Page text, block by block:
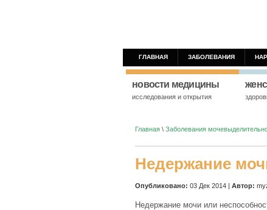
ГЛАВНАЯ ЗАБОЛЕВАНИЯ
новости медицины
исследования и открытия
Главная \ Заболевания
Недержание
Опубликовано: 03 Дек 2014 | Автор:
Недержание мочи или